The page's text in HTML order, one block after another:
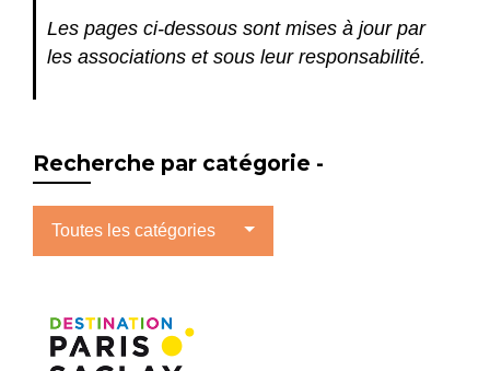
Les pages ci-dessous sont mises à jour par
les associations et sous leur responsabilité.
Recherche par catégorie -
Toutes les catégories